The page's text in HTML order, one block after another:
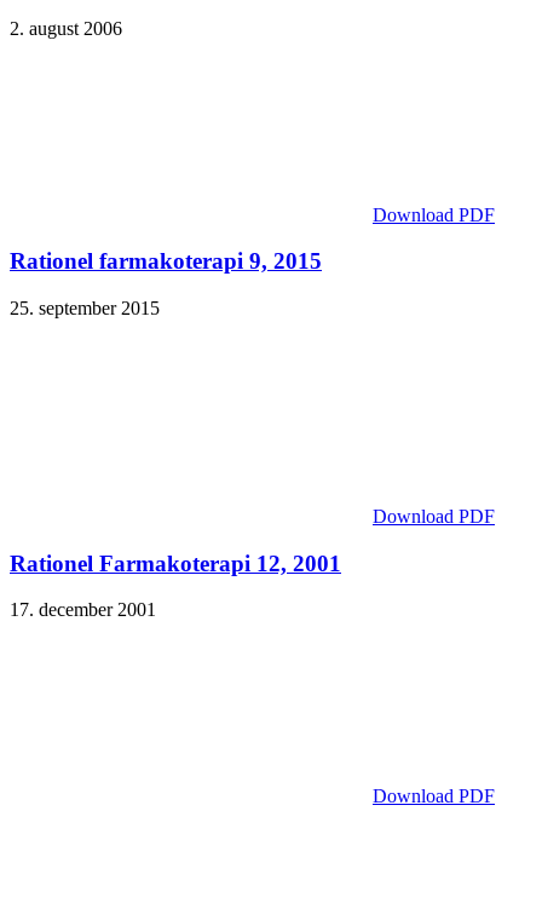
2. august 2006
Download PDF
Rationel farmakoterapi 9, 2015
25. september 2015
Download PDF
Rationel Farmakoterapi 12, 2001
17. december 2001
Download PDF